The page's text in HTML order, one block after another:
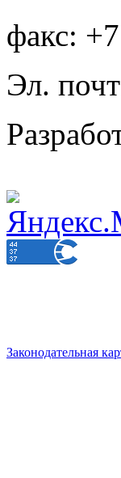
факс:
Эл.
Законодательная